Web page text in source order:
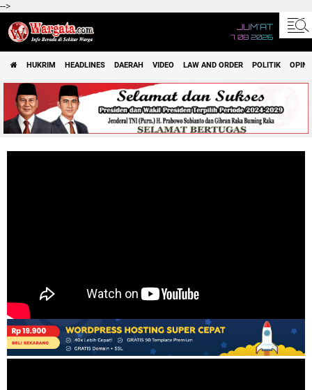
-->
JUM'AT
7 08 2026
HUKRIM HEADLINES DAERAH VIDEO LAW AND ORDER POLITIK OPINI